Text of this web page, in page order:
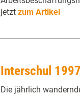
jetzt zum Artikel
Interschul
Die jährlich